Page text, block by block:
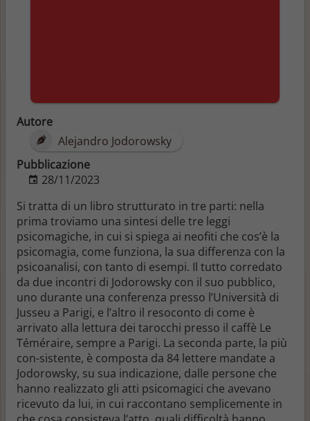
Autore
Alejandro Jodorowsky
Pubblicazione
28/11/2023
Si tratta di un libro strutturato in tre parti: nella
prima troviamo una sintesi delle tre leggi
psicomagiche, in cui si spiega ai neofiti che cos’è la
psicomagia, come funziona, la sua differenza con la
psicoanalisi, con tanto di esempi. Il tutto corredato
da due incontri di Jodorowsky con il suo pubblico,
uno durante una conferenza presso l’Università di
Jusseu a Parigi, e l’altro il resoconto di come è
arrivato alla lettura dei tarocchi presso il caffè Le
Téméraire, sempre a Parigi. La seconda parte, la più
con-sistente, è composta da 84 lettere mandate a
Jodorowsky, su sua indicazione, dalle persone che
hanno realizzato gli atti psicomagici che avevano
ricevuto da lui, in cui raccontano semplicemente in